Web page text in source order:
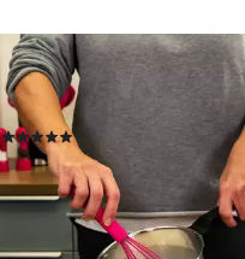
KOCHBLUME
Schneebesen S, Kein
empfindlichen Oberflächen
(12)
ab 9,95 €
lieferbar - in 3-4 Werktagen bei dir
+2